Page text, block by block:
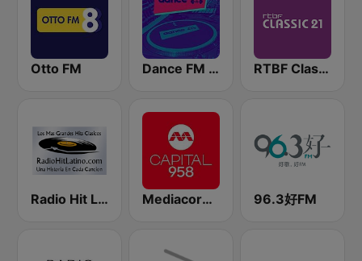
Otto FM Dance FM Chile RTBF Classic 21
Radio Hit Latino Mediacorp CAPITAL 958 96.3好FM